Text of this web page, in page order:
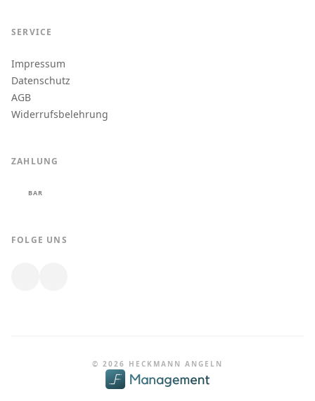
SERVICE
Impressum
Datenschutz
AGB
Widerrufsbelehrung
ZAHLUNG
BAR
FOLGE UNS
© 2026 HECKMANN ANGELN